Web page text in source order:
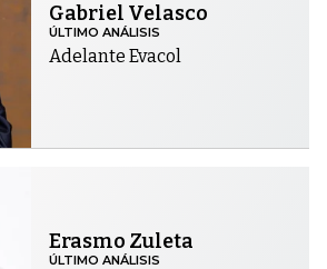
Gabriel Velasco
ÚLTIMO ANÁLISIS
Adelante Evacol
Erasmo Zuleta
ÚLTIMO ANÁLISIS